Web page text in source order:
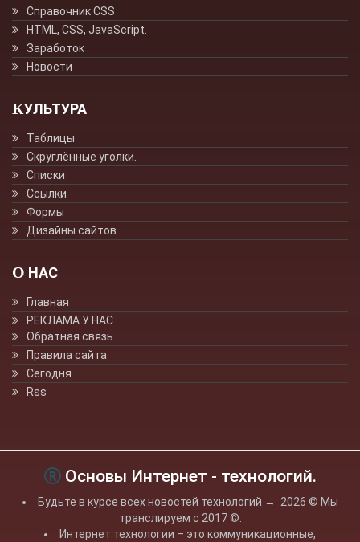
Справочник CSS
HTML, CSS, JavaScript.
Заработок
Новости
КУЛЬТУРА
Таблицы
Скруглённые уголки.
Списки
Ссылки
Формы
Дизайны сайтов
О НАС
Главная
РЕКЛАМА У НАС
Обратная связь
Правила сайта
Сегодня
Rss
Основы Интернет - технологий.
Будьте в курсе всех новостей технологий → 2026 © Мы
транслируем с 2017 ©.
Интернет технологии – это коммуникационные,